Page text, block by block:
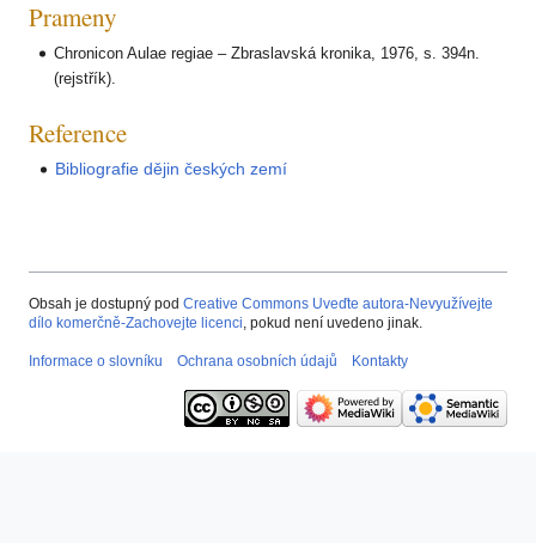
Prameny
Chronicon Aulae regiae – Zbraslavská kronika, 1976, s. 394n.
(rejstřík).
Reference
Bibliografie dějin českých zemí
Obsah je dostupný pod Creative Commons Uveďte autora-Nevyužívejte
dílo komerčně-Zachovejte licenci, pokud není uvedeno jinak.
Informace o slovníku Ochrana osobních údajů Kontakty